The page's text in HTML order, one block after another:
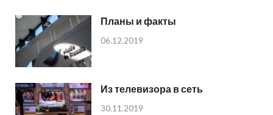
Планы и факты
06.12.2019
Из телевизора в сеть
30.11.2019